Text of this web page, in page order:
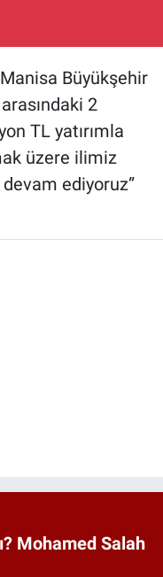
Büyükşehir
2
TL yatırımla
üzere ilimiz
ediyoruz”
Mohamed Salah